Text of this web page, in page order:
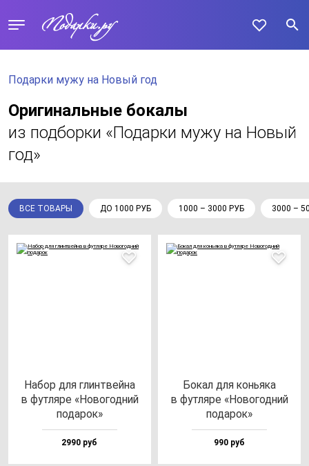
Подарки мужу на Новый год
Оригинальные бокалы
из подборки «Подарки мужу на Новый
год»
ВСЕ ТОВАРЫ ДО 1000 РУБ 1000 – 3000 РУБ 3000 –
Набор для глин­твей­на
в фут­ля­ре «Ново­год­ний
по­да­рок»
2990 руб
Бокал для конь­яка
в фут­ля­ре «Ново­год­ний
по­да­рок»
990 руб